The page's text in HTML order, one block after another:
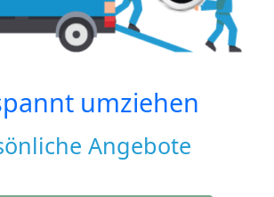
umziehen
Angebote